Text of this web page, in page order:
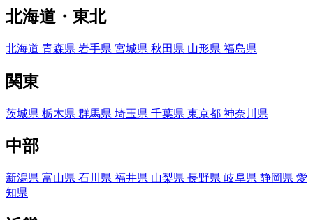
北海道・東北
北海道 青森県 岩手県 宮城県 秋田県 山形県 福島県
関東
茨城県 栃木県 群馬県 埼玉県 千葉県 東京都 神奈川県
中部
新潟県 富山県 石川県 福井県 山梨県 長野県 岐阜県 静岡県 愛
知県